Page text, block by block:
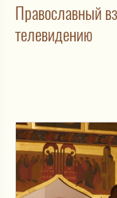
Православный
телевидению